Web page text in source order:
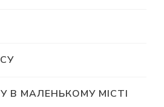
В МАЛЕНЬКОМУ МІСТІ